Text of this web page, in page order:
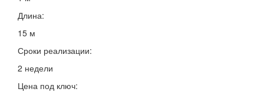
Длина:
15 м
Сроки реализации:
2 недели
Цена под ключ: